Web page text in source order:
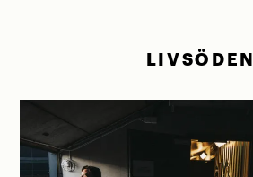
LIVSÖDEN